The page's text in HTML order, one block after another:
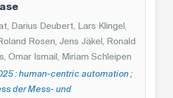
Darius Deubert, Lars Klingel,
Rosen, Jens Jäkel, Ronald
Omar Ismail, Miriam Schleipen
: human-centric automation ;
der Mess- und